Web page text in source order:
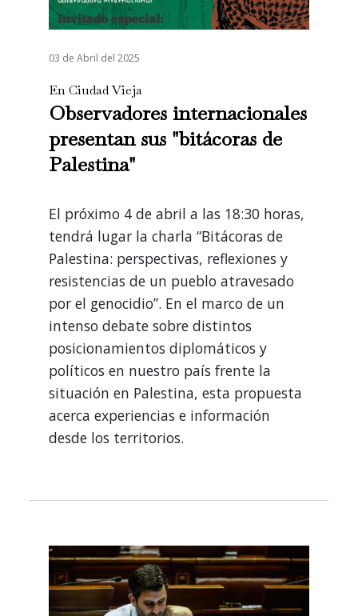
03 de Abril del 2025
En Ciudad Vieja
Observadores internacionales
presentan sus "bitácoras de
Palestina"
El próximo 4 de abril a las 18:30 horas,
tendrá lugar la charla “Bitácoras de
Palestina: perspectivas, reflexiones y
resistencias de un pueblo atravesado
por el genocidio”. En el marco de un
intenso debate sobre distintos
posicionamientos diplomáticos y
políticos en nuestro país frente la
situación en Palestina, esta propuesta
acerca experiencias e información
desde los territorios.